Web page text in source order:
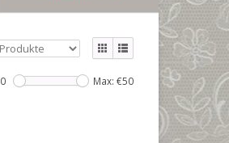
0 Max: €50